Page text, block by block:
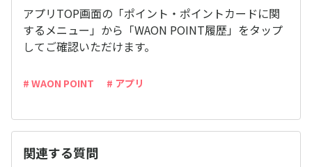
アプリTOP画面の「ポイント・ポイントカードに関
するメニュー」から「WAON POINT履歴」をタップ
してご確認いただけます。
# WAON POINT # アプリ
関連する質問